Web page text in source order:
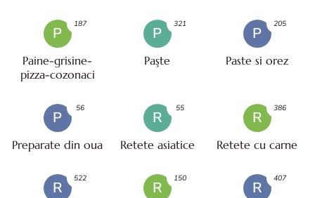
P
Paine-grisine-
pizza-cozonaci
187
P
Paşte
321
P
Paste si orez
205
P
Preparate din oua
56
R
Retete asiatice
55
R
Retete cu carne
386
R
522
R
150
R
407